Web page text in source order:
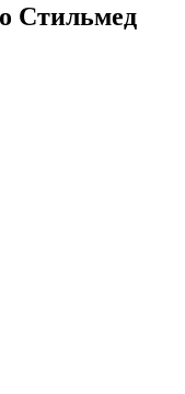
Стильмед